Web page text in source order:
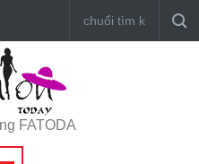
FATODA